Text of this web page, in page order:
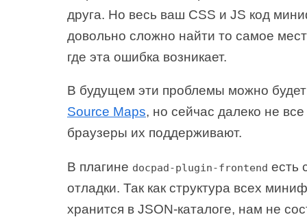
друга. Но весь ваш CSS и JS код
довольно сложно найти то самое
где эта ошибка возникает.
В будущем эти проблемы можно
Source Maps, но сейчас далеко не
браузеры их поддерживают.
В плагине docpad-plugin-frontend есть
отладки. Так как структура всех
хранится в JSON-каталоге, нам не